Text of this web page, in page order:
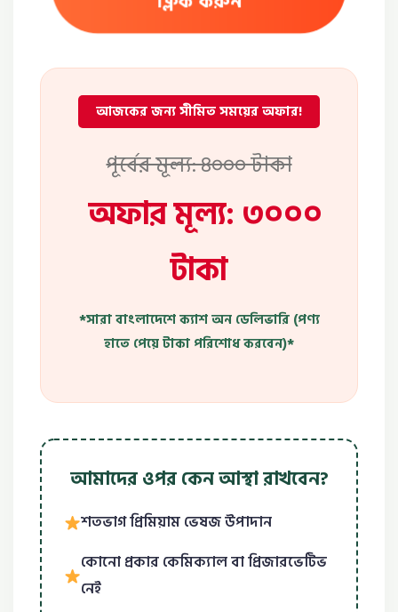
আজকের জন্য সীমিত সময়ের অফার!
পূর্বের মূল্য: ৪০০০ টাকা
অফার মূল্য: ৩০০০
টাকা
*সারা বাংলাদেশে ক্যাশ অন ডেলিভারি (পণ্য
হাতে পেয়ে টাকা পরিশোধ করবেন)*
আমাদের ওপর কেন আস্থা রাখবেন?
শতভাগ প্রিমিয়াম ভেষজ উপাদান
কোনো প্রকার কেমিক্যাল বা প্রিজারভেটিভ
নেই